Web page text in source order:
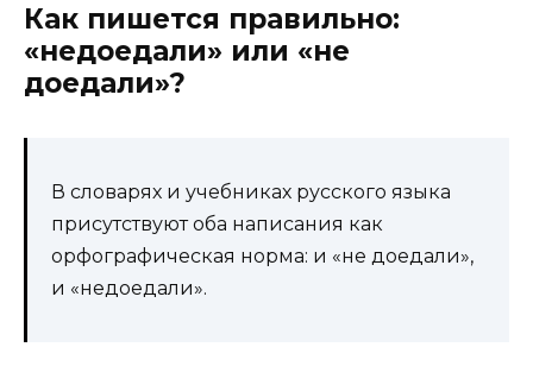
Как пишется правильно:
«недоедали» или «не
доедали»?
В словарях и учебниках русского языка
присутствуют оба написания как
орфографическая норма: и «не доедали»,
и «недоедали».